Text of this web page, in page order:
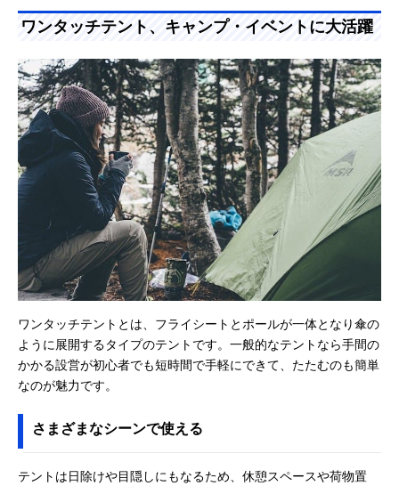
ワンタッチテント、キャンプ・イベントに大活躍
ワンタッチテントとは、フライシートとポールが一体となり傘の
ように展開するタイプのテントです。一般的なテントなら手間の
かかる設営が初心者でも短時間で手軽にできて、たたむのも簡単
なのが魅力です。
さまざまなシーンで使える
テントは日除けや目隠しにもなるため、休憩スペースや荷物置